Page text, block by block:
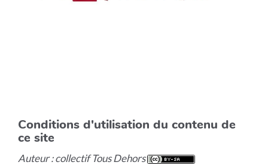
Conditions d'utilisation du contenu de
ce site
Auteur : collectif Tous Dehors